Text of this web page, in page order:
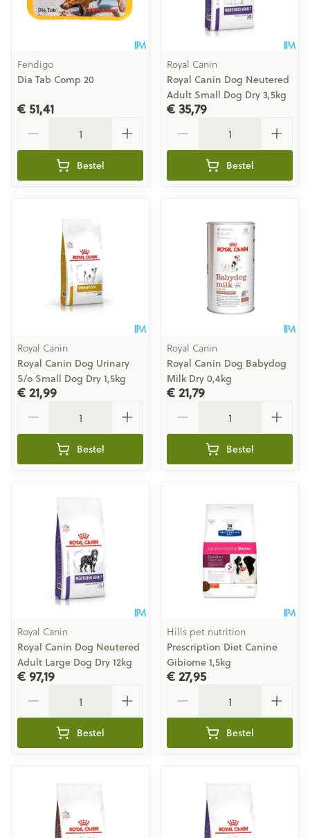
Fendigo
Dia Tab Comp 20
€ 51,41
Bestel
Royal Canin
Royal Canin Dog Neutered
Adult Small Dog Dry 3,5kg
€ 35,79
Bestel
Royal Canin
Royal Canin Dog Urinary
S/o Small Dog Dry 1,5kg
€ 21,99
Bestel
Royal Canin
Royal Canin Dog Babydog
Milk Dry 0,4kg
€ 21,79
Bestel
Royal Canin
Royal Canin Dog Neutered
Adult Large Dog Dry 12kg
€ 97,19
Bestel
Hills pet nutrition
Prescription Diet Canine
Gibiome 1,5kg
€ 27,95
Bestel